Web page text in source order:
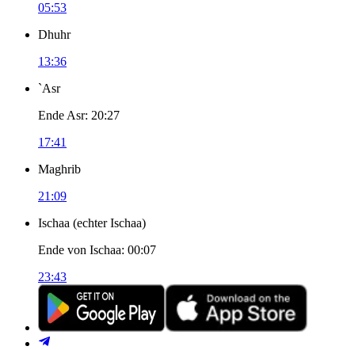
05:53
Dhuhr
13:36
`Asr
Ende Asr: 20:27
17:41
Maghrib
21:09
Ischaa (echter Ischaa)
Ende von Ischaa: 00:07
23:43